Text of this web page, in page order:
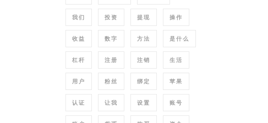
我们 投资 提现 操作
收益 数字 方法 是什么
杠杆 注册 注销 生活
用户 粉丝 绑定 苹果
认证 让我 设置 账号